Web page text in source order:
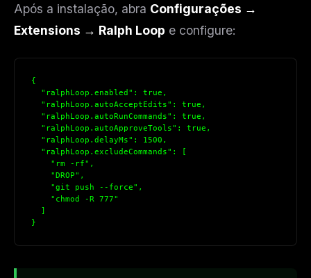
Após a instalação, abra Configurações →
Extensions → Ralph Loop e configure:
{
"ralphLoop.enabled": true,
"ralphLoop.autoAcceptEdits": true,
"ralphLoop.autoRunCommands": true,
"ralphLoop.autoApproveTools": true,
"ralphLoop.delayMs": 1500,
"ralphLoop.excludeCommands": [
"rm -rf",
"DROP",
"git push --force",
"chmod -R 777"
]
}